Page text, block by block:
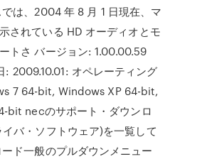
は、2004 年 8 月 1 日現在、マ
されている HD オーディオとモ
トさ バージョン: 1.00.00.59
: 2009.10.01: オペレーティング
7 64-bit, Windows XP 64-bit,
bit necのサポート・ダウンロ
バ・ソフトウェア)を一覧して
ド一般のプルダウンメニュー